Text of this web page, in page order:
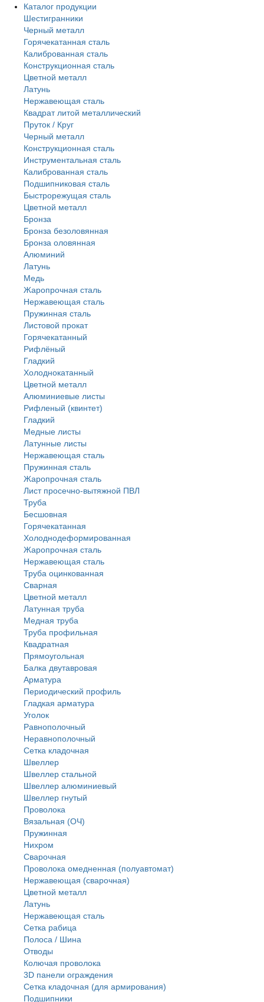
Каталог продукции
Шестигранники
Черный металл
Горячекатанная сталь
Калиброванная сталь
Конструкционная сталь
Цветной металл
Латунь
Нержавеющая сталь
Квадрат литой металлический
Пруток / Круг
Черный металл
Конструкционная сталь
Инструментальная сталь
Калиброванная сталь
Подшипниковая сталь
Быстрорежущая сталь
Цветной металл
Бронза
Бронза безоловянная
Бронза оловянная
Алюминий
Латунь
Медь
Жаропрочная сталь
Нержавеющая сталь
Пружинная сталь
Листовой прокат
Горячекатанный
Рифлёный
Гладкий
Холоднокатанный
Цветной металл
Алюминиевые листы
Рифленый (квинтет)
Гладкий
Медные листы
Латунные листы
Нержавеющая сталь
Пружинная сталь
Жаропрочная сталь
Лист просечно-вытяжной ПВЛ
Труба
Бесшовная
Горячекатанная
Холоднодеформированная
Жаропрочная сталь
Нержавеющая сталь
Труба оцинкованная
Сварная
Цветной металл
Латунная труба
Медная труба
Труба профильная
Квадратная
Прямоугольная
Балка двутавровая
Арматура
Периодический профиль
Гладкая арматура
Уголок
Равнополочный
Неравнополочный
Сетка кладочная
Швеллер
Швеллер стальной
Швеллер алюминиевый
Швеллер гнутый
Проволока
Вязальная (ОЧ)
Пружинная
Нихром
Сварочная
Проволока омедненная (полуавтомат)
Нержавеющая (сварочная)
Цветной металл
Латунь
Нержaвеющая сталь
Сетка рабица
Полоса / Шина
Отводы
Колючая проволока
3D панели ограждения
Сетка кладочная (для армирования)
Подшипники